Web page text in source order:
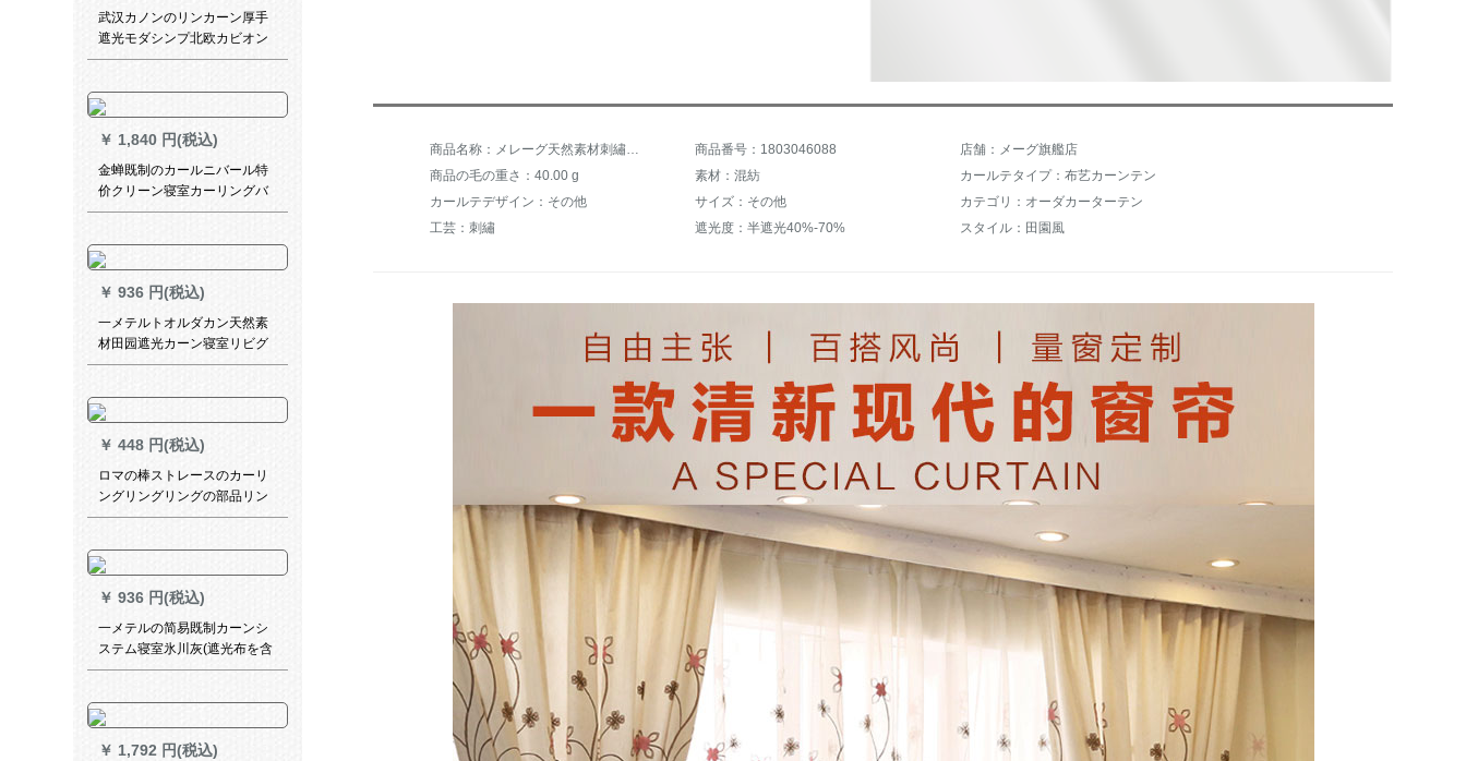
武汉カノンのリンカーン厚手
遮光モダシンプ北欧カビオン
寝室扫き出し窓窓窓外出し窓
ージ绿2メナートX 2.7メトル
连接款
￥ 1,840 円(税込)
金蝉既制のカールニバール特
价クリーン寝室カーリングバ
ック邮送遮光カーターテの専
2.47(ダブルパンチー)
￥ 936 円(税込)
一メテルトオルダカン天然素
材田园遮光カーン寝室リビグ
既制カーン物语1号カーラオウ
穴
￥ 448 円(税込)
ロマの棒ストレースのカーリ
ングリングリングの部品リン
グリングリングリングリング
ングリングリングリングリン
グリングリングリングリング
リングリングのカーリングリ
ングリングリングのボンテー
クの内径は38 mm 40です。
￥ 936 円(税込)
一メテルの简易既制カーンシ
ステム寝室氷川灰(遮光布を含
む)オーダカーン一メリング
￥ 1,792 円(税込)
商品番号：1803046088
店舗：メーグ旗艦店
商品の毛の重さ：40.00 g
素材：混紡
カールテタイプ：布艺カーンテン
カールテデザイン：その他
サイズ：その他
カテゴリ：オーダカーターテン
工芸：刺繡
遮光度：半遮光40%-70% スタイル：田園風